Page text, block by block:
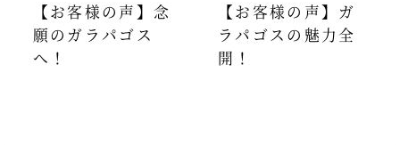
【お客様の声】念
願のガラパゴス
へ！
【お客様の声】ガ
ラパゴスの魅力全
開！